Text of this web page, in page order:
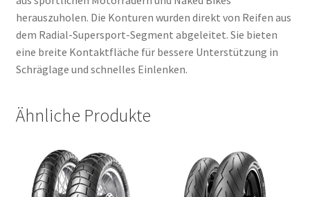
herauszuholen. Die Konturen wurden direkt von Reifen aus
dem Radial-Supersport-Segment abgeleitet. Sie bieten
eine breite Kontaktfläche für bessere Unterstützung in
Schräglage und schnelles Einlenken.
Ähnliche Produkte